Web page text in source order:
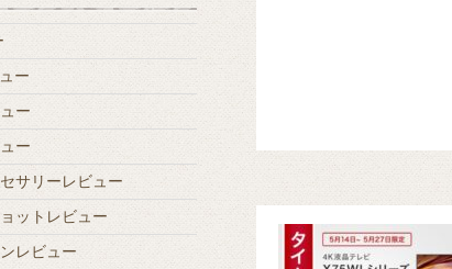
ー
ー
ー
サリーレビュー
ットレビュー
レビュー